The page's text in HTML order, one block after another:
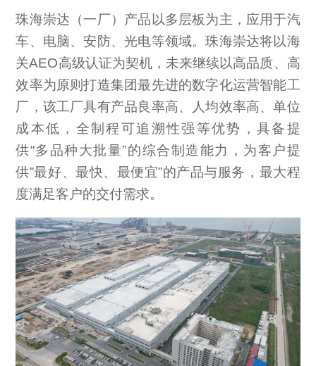
珠海崇达（一厂）产品以多层板为主，应用于汽
车、电脑、安防、光电等领域。珠海崇达将以海
关AEO高级认证为契机，未来继续以高品质、高
效率为原则打造集团最先进的数字化运营智能工
厂，该工厂具有产品良率高、人均效率高、单位
成本低，全制程可追溯性强等优势，具备提
供“多品种大批量”的综合制造能力，为客户提
供”最好、最快、最便宜”的产品与服务，最大程
度满足客户的交付需求。